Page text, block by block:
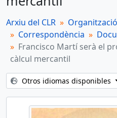
Unidad documental
SOR, 102 - Jimmy
Unidad documental
SOR, 103 - Angela May
Unidad documental
SOR, 104 - Manuel Real
199 más...
Arxiu del CLR
Correspondència
Francisco Martí serà el
càlcul mercantil
Otros idiomas disponibles